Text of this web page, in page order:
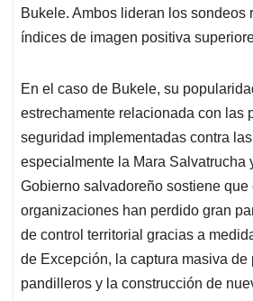
Bukele. Ambos lideran los sondeos
índices de imagen positiva
En el caso de Bukele, su
estrechamente relacionada con las
seguridad implementadas contra
especialmente la Mara Salvatrucha
Gobierno salvadoreño sostiene que
organizaciones han perdido gran
de control territorial gracias a
de Excepción, la captura masiva de
pandilleros y la construcción de